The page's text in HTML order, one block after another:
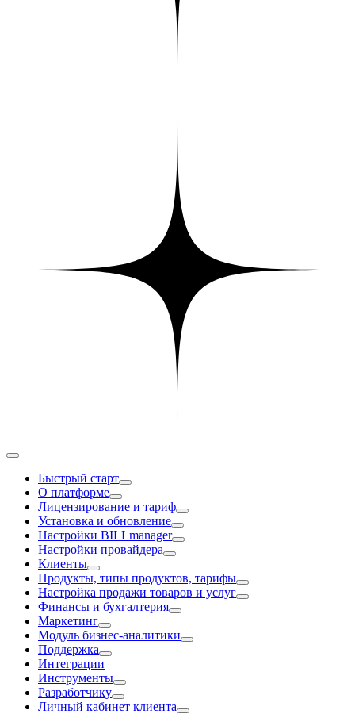
Быстрый старт
О платформе
Лицензирование и тариф
Установка и обновление
Настройки BILLmanager
Настройки провайдера
Клиенты
Продукты, типы продуктов, тарифы
Настройка продажи товаров и услуг
Финансы и бухгалтерия
Маркетинг
Модуль бизнес-аналитики
Поддержка
Интеграции
Инструменты
Разработчику
Личный кабинет клиента